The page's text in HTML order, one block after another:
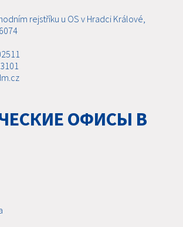
rejstříku u OS v Hradci Králové,
ОФИСЫ В